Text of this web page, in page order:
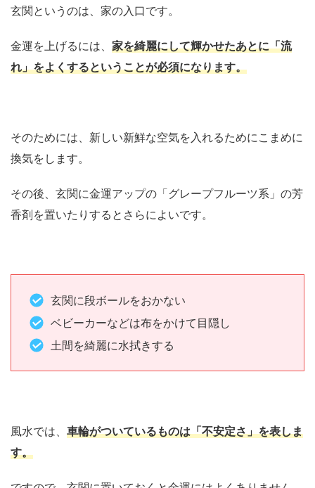
玄関というのは、家の入口です。
金運を上げるには、 家を綺麗にして輝かせたあとに「流
れ」をよくするということが必須になります。
そのためには、新しい新鮮な空気を入れるためにこまめに
換気をします。
その後、玄関に金運アップの「グレープフルーツ系」の芳
香剤を置いたりするとさらによいです。
玄関に段ボールをおかない
ベビーカーなどは布をかけて目隠し
土間を綺麗に水拭きする
風水では、 車輪がついているものは「不安定さ」を表しま
す。